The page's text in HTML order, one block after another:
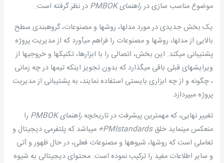
موضوع مناسب سازی درراهنمایPMBOK در نظر گرفته است.
یک بخش جدیدی در مورد مدلها، روشها و مصنوعات، گروهبندی سطح
بالایی از مدلها، روشها و مصنوعات را فراهم می­آورد که از مدیریت پروژه
پشتیبانی می­کند. این بخش، اتصالی را با ابزارها، تکنیکها و خروجیها از
ویرایشهای قبلی باقی می­گذارد که بدون تجویز اینکه تیمها در چه زمانی
، چگونه و از چه ابزاری بایستی استفاده نمایند، به پشتیبانی از مدیریت
پروژه می­پردازد.
تغییر نهایی، که مهمترین پیشرفت در تاریخچهراهنمایPMBOK را
منعکس می­نماید خلقPMIstandards+ می­باشد که پلتفرمی دیجیتال و
تعاملی است که روشها، شیوه­ها و مصنوعات فعلی، در حال ظهور و آتی
و سایر اطلاعات مفید را ترکیب نموده است. محتوای دیجیتالی به شیوه